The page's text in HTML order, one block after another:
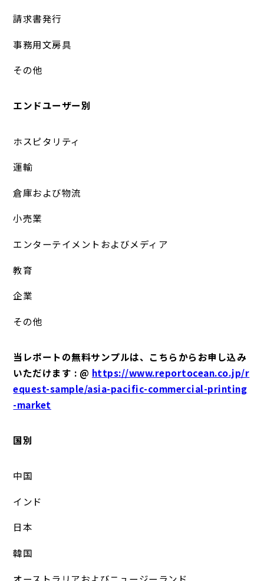
請求書発行
事務用文房具
その他
エンドユーザー別
ホスピタリティ
運輸
倉庫および物流
小売業
エンターテイメントおよびメディア
教育
企業
その他
当レポートの無料サンプルは、こちらからお申し込み
いただけます : @ https://www.reportocean.co.jp/r
equest-sample/asia-pacific-commercial-printing
-market
国別
中国
インド
日本
韓国